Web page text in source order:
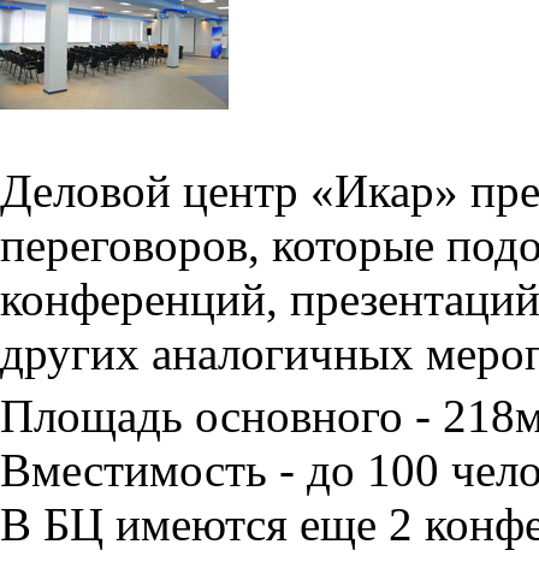
Деловой центр «Икар»
переговоров, которые
конференций,
других аналогичных
Площадь основного -
Вместимость - до 100
В БЦ имеются еще 2